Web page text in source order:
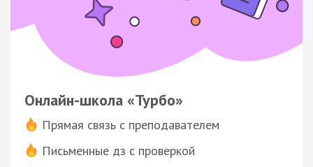
Онлайн-школа «Турбо»
Прямая связь с преподавателем
Письменные дз с проверкой